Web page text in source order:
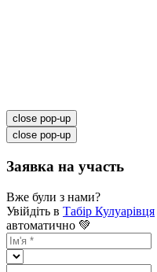
close pop-up
close pop-up
Заявка на участь
Вже були з нами?
Увійдіть в Табір Кулуарівця
автоматично 💚